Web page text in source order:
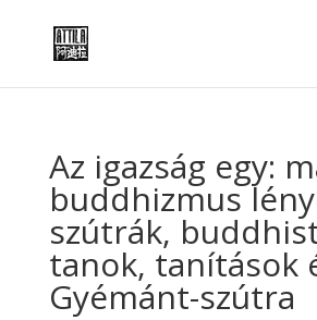
Az igazság egy:
buddhizmus
szútrák,
tanok, tanítások
Gyémánt-szútra